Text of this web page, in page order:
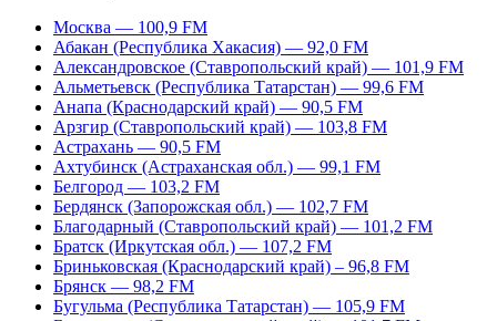
Москва — 100,9 FM
Абакан (Республика Хакасия) — 92,0 FM
Александровское (Ставропольский край) — 101,9 FM
Альметьевск (Республика Татарстан) — 99,6 FM
Анапа (Краснодарский край) — 90,5 FM
Арзгир (Ставропольский край) — 103,8 FM
Астрахань — 90,5 FM
Ахтубинск (Астраханская обл.) — 99,1 FM
Белгород — 103,2 FM
Бердянск (Запорожская обл.) — 102,7 FM
Благодарный (Ставропольский край) — 101,2 FM
Братск (Иркутская обл.) — 107,2 FM
Бриньковская (Краснодарский край) – 96,8 FM
Брянск — 98,2 FM
Бугульма (Республика Татарстан) — 105,9 FM